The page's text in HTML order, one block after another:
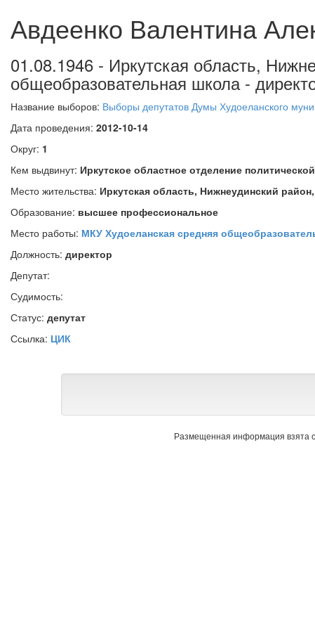
Авдеенко Валентина
01.08.1946 - Иркутская область,
общеобразовательная школа -
Название выборов: Выборы депутатов Думы Худоеланского
Дата проведения: 2012-10-14
Округ: 1
Кем выдвинут: Иркутское областное отделение
Место жительства: Иркутская область, Нижнеудинский
Образование: высшее профессиональное
Место работы: МКУ Худоеланская средняя
Должность: директор
Депутат:
Судимость:
Статус: депутат
Ссылка: ЦИК
Размещенная информация взята